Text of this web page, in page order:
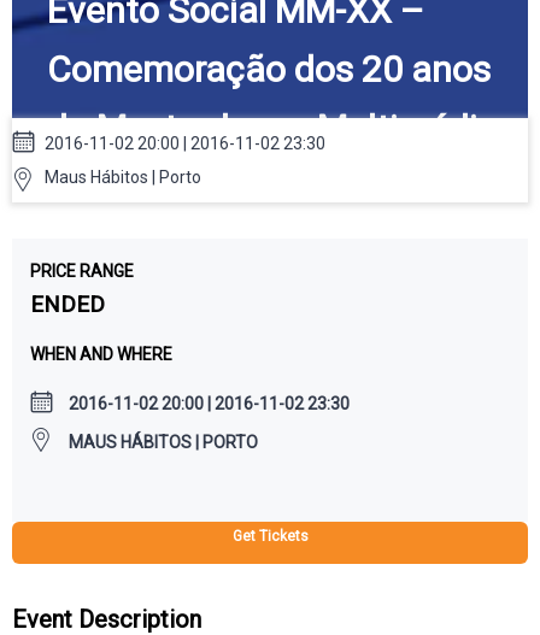
Evento Social MM-XX –
Comemoração dos 20 anos
do Mestrado em Multimédia
2016-11-02 20:00 | 2016-11-02 23:30
Maus Hábitos | Porto
PRICE RANGE
ENDED
WHEN AND WHERE
2016-11-02 20:00 | 2016-11-02 23:30
MAUS HÁBITOS | PORTO
Get Tickets
Event Description